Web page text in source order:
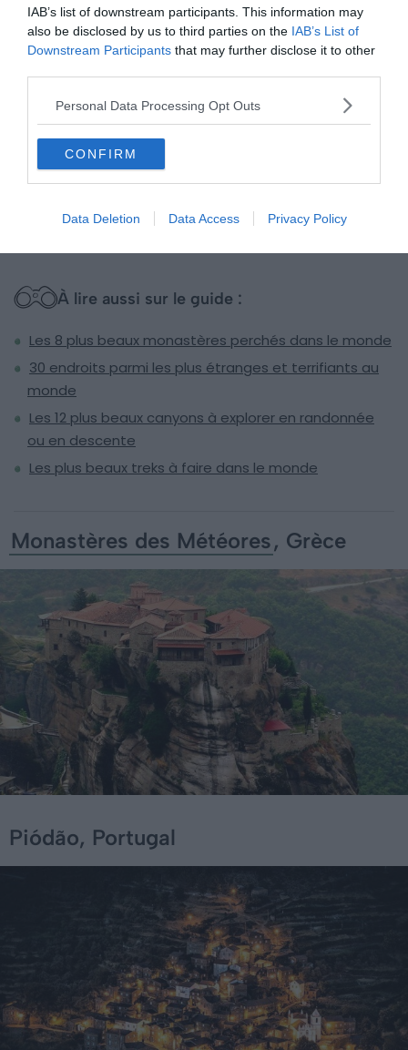
IAB’s list of downstream participants. This information may
also be disclosed by us to third parties on the IAB’s List of
Downstream Participants that may further disclose it to other
Personal Data Processing Opt Outs
CONFIRM
Data Deletion Data Access Privacy Policy
À lire aussi sur le guide :
Les 8 plus beaux monastères perchés dans le monde
30 endroits parmi les plus étranges et terrifiants au
monde
Les 12 plus beaux canyons à explorer en randonnée
ou en descente
Les plus beaux treks à faire dans le monde
Monastères des Météores, Grèce
Piódão, Portugal